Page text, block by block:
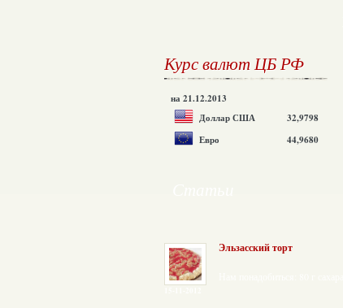
Курсвалют ЦБ РФ
на 21.12.2013
Доллар США
32,9798
Евро
44,9680
Эльзасский торт